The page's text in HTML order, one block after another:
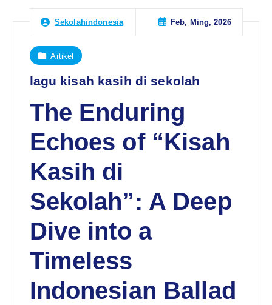
Sekolahindonesia Feb, Ming, 2026
Artikel
lagu kisah kasih di sekolah
The Enduring
Echoes of “Kisah
Kasih di
Sekolah”: A Deep
Dive into a
Timeless
Indonesian Ballad